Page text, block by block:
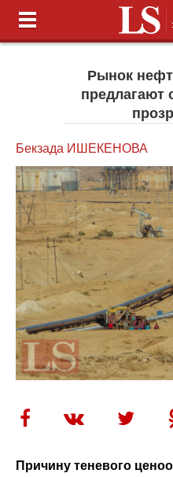
Рынок
предлагают
Бекзада ИШЕКЕНОВА
Причину теневого